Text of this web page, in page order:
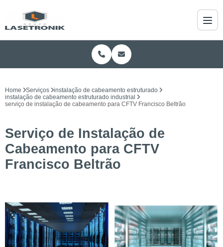
Home Serviços
instalação de cabeamento estruturado
instalação de cabeamento estruturado industrial
serviço de instalação de cabeamento para CFTV Francisco Beltrão
Serviço de Instalação de
Cabeamento para CFTV
Francisco Beltrão